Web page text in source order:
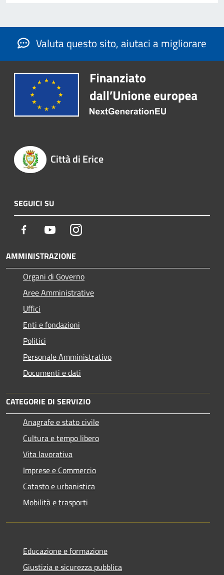
Valuta questo sito, aiutaci a migliorare
Città di Erice
SEGUICI SU
Facebook YoutubeInstagram
AMMINISTRAZIONE
Organi di Governo
Aree Amministrative
Uffici
Enti e fondazioni
Politici
Personale Amministrativo
Documenti e dati
CATEGORIE DI SERVIZIO
Anagrafe e stato civile
Cultura e tempo libero
Vita lavorativa
Imprese e Commercio
Catasto e urbanistica
Mobilità e trasporti
Educazione e formazione
Giustizia e sicurezza pubblica